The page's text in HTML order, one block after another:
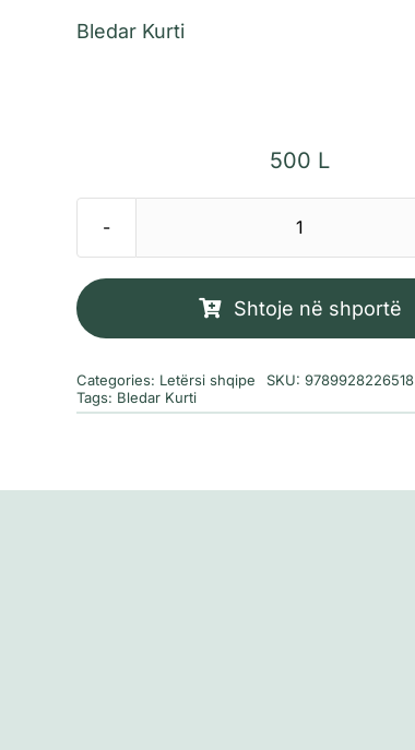
Bledar Kurti
500 L
Sasi
e
Shtoje në shportë
Categories: Letërsi shqipe SKU: 9789928226518
Tags: Bledar Kurti